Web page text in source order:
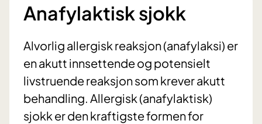
Anafylaktisk sjokk
Alvorlig allergisk reaksjon (anafylaksi) er
en akutt innsettende og potensielt
livstruende reaksjon som krever akutt
behandling. Allergisk (anafylaktisk)
sjokk er den kraftigste formen for